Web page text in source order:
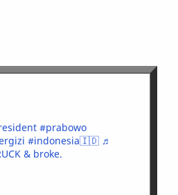
#prabowo
#indonesia🇮🇩 ♬
& broke.